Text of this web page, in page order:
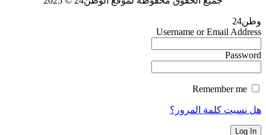
وطن24
Username or Email Address
Password
هل نسيت كلمة المرور؟